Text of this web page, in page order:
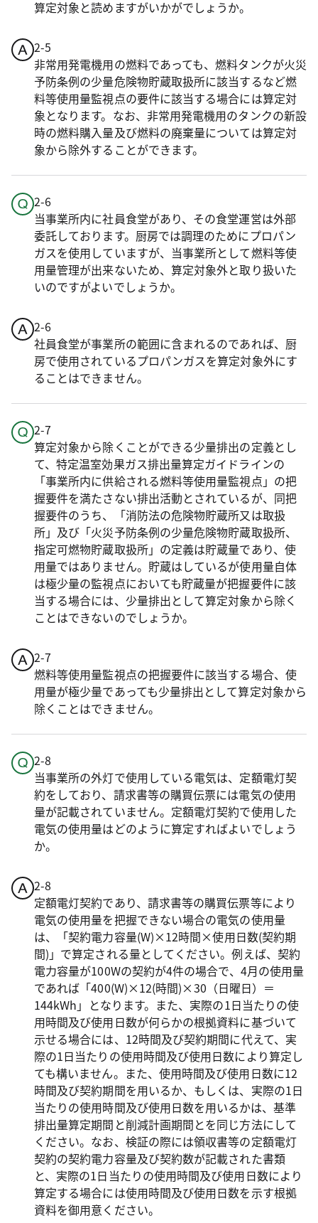
算定対象と読めますがいかがでしょうか。
2-5
非常用発電機用の燃料であっても、燃料タンクが火災
予防条例の少量危険物貯蔵取扱所に該当するなど燃
料等使用量監視点の要件に該当する場合には算定対
象となります。なお、非常用発電機用のタンクの新設
時の燃料購入量及び燃料の廃棄量については算定対
象から除外することができます。
2-6
当事業所内に社員食堂があり、その食堂運営は外部
委託しております。厨房では調理のためにプロパン
ガスを使用していますが、当事業所として燃料等使
用量管理が出来ないため、算定対象外と取り扱いた
いのですがよいでしょうか。
2-6
社員食堂が事業所の範囲に含まれるのであれば、厨
房で使用されているプロパンガスを算定対象外にす
ることはできません。
2-7
算定対象から除くことができる少量排出の定義とし
て、特定温室効果ガス排出量算定ガイドラインの
「事業所内に供給される燃料等使用量監視点」の把
握要件を満たさない排出活動とされているが、同把
握要件のうち、「消防法の危険物貯蔵所又は取扱
所」及び「火災予防条例の少量危険物貯蔵取扱所、
指定可燃物貯蔵取扱所」の定義は貯蔵量であり、使
用量ではありません。貯蔵はしているが使用量自体
は極少量の監視点においても貯蔵量が把握要件に該
当する場合には、少量排出として算定対象から除く
ことはできないのでしょうか。
2-7
燃料等使用量監視点の把握要件に該当する場合、使
用量が極少量であっても少量排出として算定対象から
除くことはできません。
2-8
当事業所の外灯で使用している電気は、定額電灯契
約をしており、請求書等の購買伝票には電気の使用
量が記載されていません。定額電灯契約で使用した
電気の使用量はどのように算定すればよいでしょう
か。
2-8
定額電灯契約であり、請求書等の購買伝票等により
電気の使用量を把握できない場合の電気の使用量
は、「契約電力容量(W)×12時間×使用日数(契約期
間)」で算定される量としてください。例えば、契約
電力容量が100Wの契約が4件の場合で、4月の使用量
であれば「400(W)×12(時間)×30（日曜日）＝
144kWh」となります。また、実際の1日当たりの使
用時間及び使用日数が何らかの根拠資料に基づいて
示せる場合には、12時間及び契約期間に代えて、実
際の1日当たりの使用時間及び使用日数により算定し
ても構いません。また、使用時間及び使用日数に12
時間及び契約期間を用いるか、もしくは、実際の1日
当たりの使用時間及び使用日数を用いるかは、基準
排出量算定期間と削減計画期間とを同じ方法にして
ください。なお、検証の際には領収書等の定額電灯
契約の契約電力容量及び契約数が記載された書類
と、実際の1日当たりの使用時間及び使用日数により
算定する場合には使用時間及び使用日数を示す根拠
資料を御用意ください。